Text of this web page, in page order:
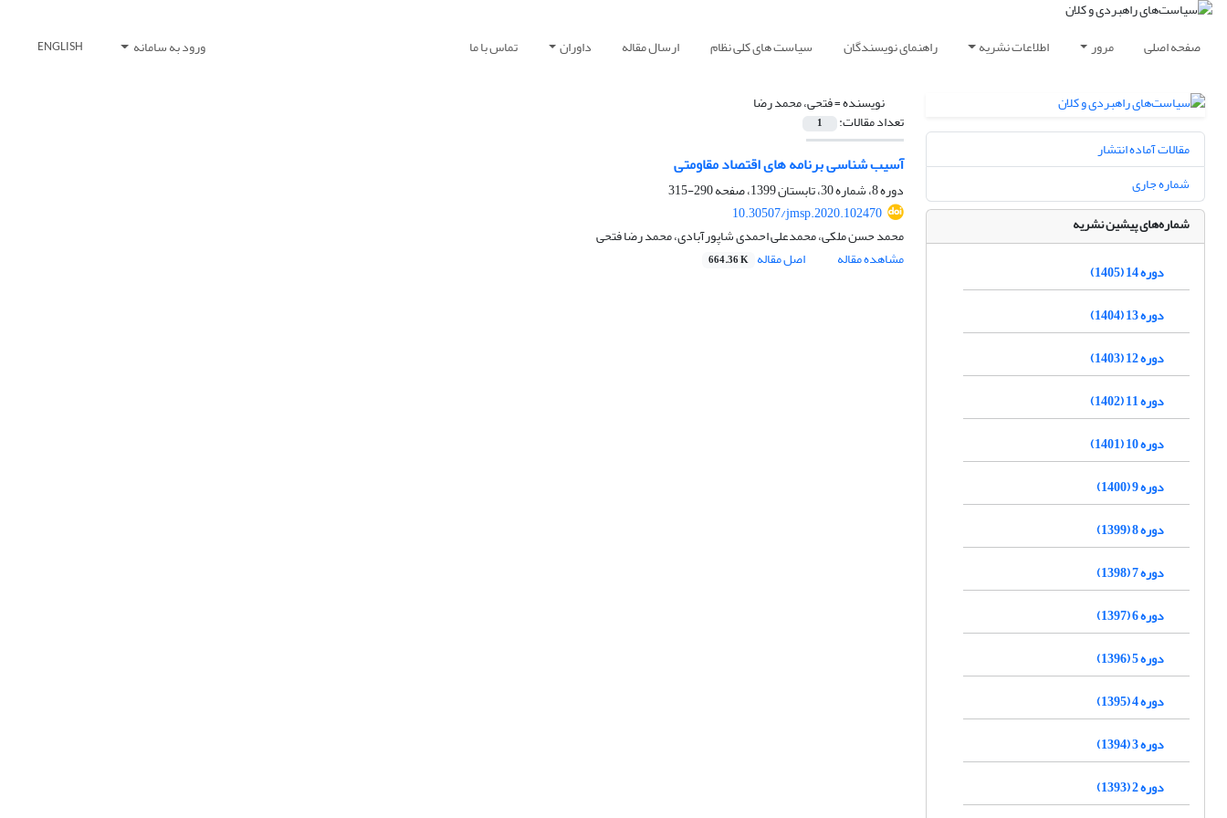
صفحه اصلی مرور اطلاعات نشریه راهنمای نویسندگان سیاست های کلی نظام ارسال مقاله داوران تماس با ما ورود به سامانه ENGLISH
نویسنده =فتحی، محمد رضا
تعداد مقالات: 1
آسیب شناسی برنامه های اقتصاد مقاومتی
دوره 8، شماره 30، تابستان 1399، صفحه
290-315
10.30507/jmsp.2020.102470
محمد حسن ملکی، محمدعلی احمدی شاپورآبادی، محمد رضا فتحی
مشاهده مقاله
اصل مقاله 664.36 K
مقالات آماده انتشار
شماره جاری
شماره‌های پیشین نشریه
دوره 14 (1405)
دوره 13 (1404)
دوره 12 (1403)
دوره 11 (1402)
دوره 10 (1401)
دوره 9 (1400)
دوره 8 (1399)
دوره 7 (1398)
دوره 6 (1397)
دوره 5 (1396)
دوره 4 (1395)
دوره 3 (1394)
دوره 2 (1393)